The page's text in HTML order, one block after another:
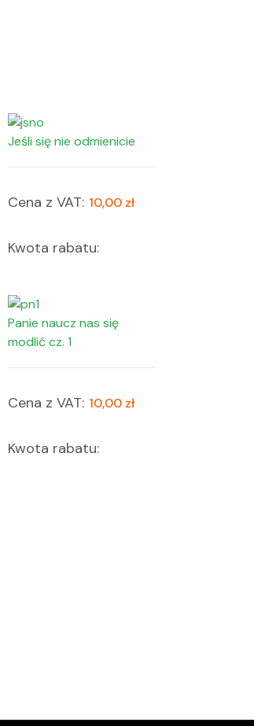
Jeśli się nie odmienicie
Cena z VAT: 10,00 zł
Kwota rabatu:
Panie naucz nas się
modlić cz. 1
Cena z VAT: 10,00 zł
Kwota rabatu: